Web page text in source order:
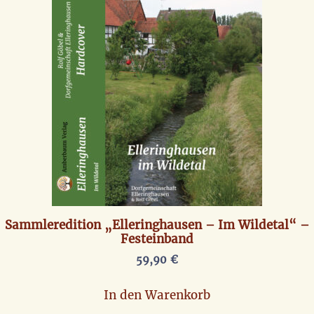
Sammleredition „Elleringhausen – Im Wildetal“ –
Festeinband
59,90 €
In den Warenkorb